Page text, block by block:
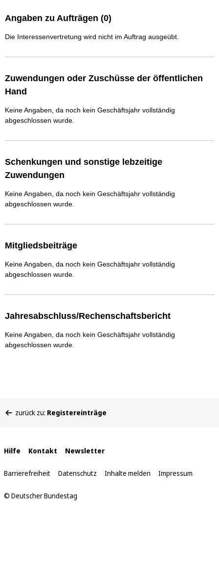
Angaben zu Aufträgen (0)
Die Interessenvertretung wird nicht im Auftrag ausgeübt.
Zuwendungen oder Zuschüsse der öffentlichen
Hand
Keine Angaben, da noch kein Geschäftsjahr vollständig
abgeschlossen wurde.
Schenkungen und sonstige lebzeitige
Zuwendungen
Keine Angaben, da noch kein Geschäftsjahr vollständig
abgeschlossen wurde.
Mitgliedsbeiträge
Keine Angaben, da noch kein Geschäftsjahr vollständig
abgeschlossen wurde.
Jahresabschluss/Rechenschaftsbericht
Keine Angaben, da noch kein Geschäftsjahr vollständig
abgeschlossen wurde.
befinden
zurück zu: Registereinträge
Interne
Links
Hilfe Kontakt Newsletter
Barrierefreiheit Datenschutz Inhalte melden Impressum
© Deutscher Bundestag